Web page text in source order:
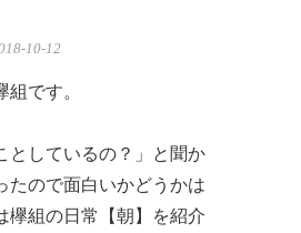
10-12
組です。
としているの？」と聞か
たので面白いかどうかは
欅組の日常【朝】を紹介